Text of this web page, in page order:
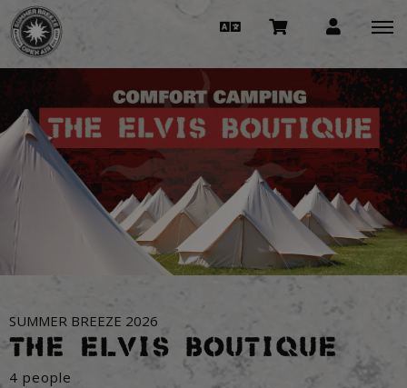
SUMMER BREEZE 2026
THE ELVIS BOUTIQUE
4 people